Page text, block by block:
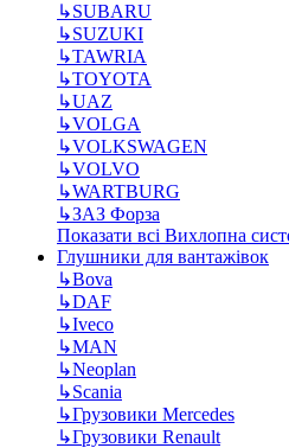
↳SUBARU
↳SUZUKI
↳TAWRIA
↳TOYOTA
↳UAZ
↳VOLGA
↳VOLKSWAGEN
↳VOLVO
↳WARTBURG
↳ЗАЗ Форза
Показати всі Вихлопна
Глушники для вантажівок
↳Bova
↳DAF
↳Iveco
↳MAN
↳Neoplan
↳Scania
↳Грузовики Mercedes
↳Грузовики Renault